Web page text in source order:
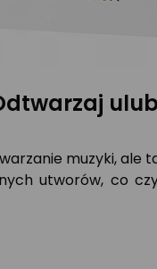
muzyki, ale
utworów, co